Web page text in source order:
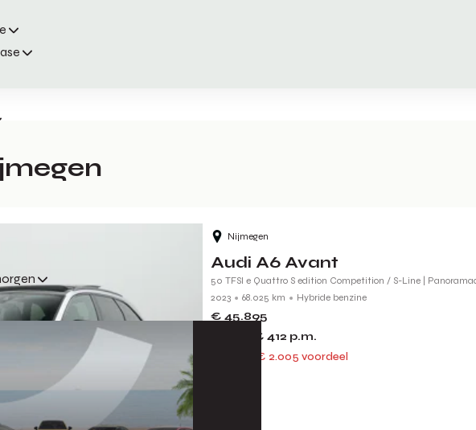
Nijmegen
Audi A6 Avant
50 TFSI e Quattro S edition Competition / S-Line |
2023
68.025 km Hybride benzine
€ 45.895
€ 412 p.m.
€ 2.005 voordeel